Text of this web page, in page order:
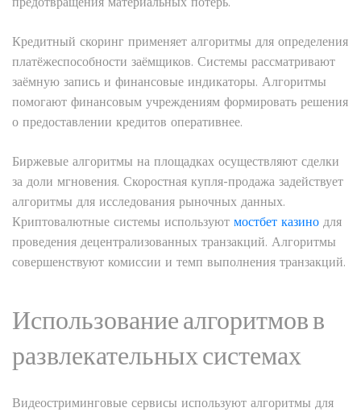
Кредитный скоринг применяет алгоритмы для определения
платёжеспособности заёмщиков. Системы рассматривают
заёмную запись и финансовые индикаторы. Алгоритмы
помогают финансовым учреждениям формировать решения
о предоставлении кредитов оперативнее.
Биржевые алгоритмы на площадках осуществляют сделки
за доли мгновения. Скоростная купля-продажа задействует
алгоритмы для исследования рыночных данных.
Криптовалютные системы используют мостбет казино для
проведения децентрализованных транзакций. Алгоритмы
совершенствуют комиссии и темп выполнения транзакций.
Использование алгоритмов в
развлекательных системах
Видеостриминговые сервисы используют алгоритмы для